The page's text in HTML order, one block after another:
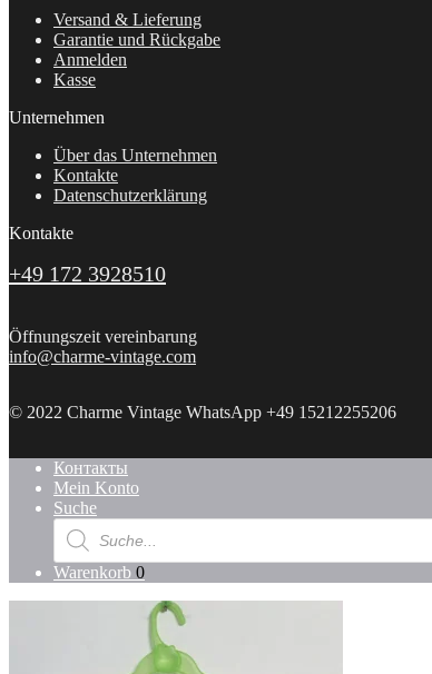
Versand & Lieferung
Garantie und Rückgabe
Anmelden
Kasse
Unternehmen
Über das Unternehmen
Kontakte
Datenschutzerklärung
Kontakte
+49 172 3928510
Öffnungszeit vereinbarung
info@charme-vintage.com
© 2022 Charme Vintage WhatsApp +49 15212255206
Контакты
Mein Konto
Suche
Products
search
Warenkorb 0